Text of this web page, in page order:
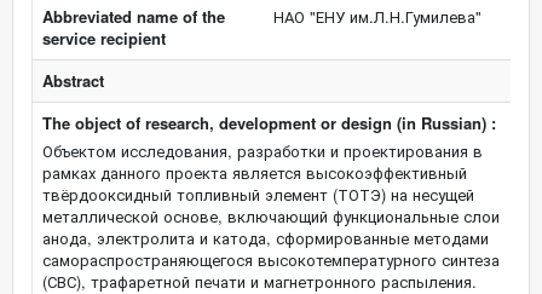
Abbreviated name of the
service recipient
НАО "ЕНУ им.Л.Н.Гумилева"
Abstract
The object of research, development or design (in Russian) :
Объектом исследования, разработки и проектирования в
рамках данного проекта является высокоэффективный
твёрдооксидный топливный элемент (ТОТЭ) на несущей
металлической основе, включающий функциональные слои
анода, электролита и катода, сформированные методами
самораспространяющегося высокотемпературного синтеза
(СВС), трафаретной печати и магнетронного распыления.